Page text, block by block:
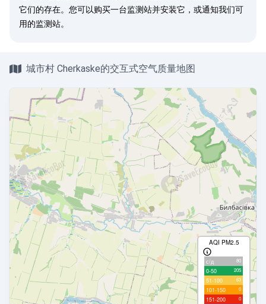
它们的存在。您可以购买一台监测站并安装它，或通知我们可
用的监测站。
城市村 Cherkaske的交互式空气质量地图
AQI PM2.5
с/д 80
0-50 205
51-100 63
101-150 0
151-200 0